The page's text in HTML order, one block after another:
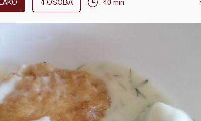
LAKO 4 OSOBA 40 min